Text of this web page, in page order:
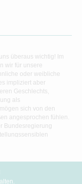
überaus wichtig! Im
wir für unsere
oder weibliche
impliziert aber
Geschlechts,
als
sich von den
angesprochen fühlen.
Bundesregierung